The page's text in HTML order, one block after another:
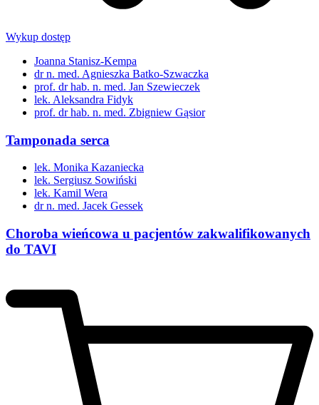
Wykup dostęp
Joanna Stanisz-Kempa
dr n. med. Agnieszka Batko-Szwaczka
prof. dr hab. n. med. Jan Szewieczek
lek. Aleksandra Fidyk
prof. dr hab. n. med. Zbigniew Gąsior
Tamponada serca
lek. Monika Kazaniecka
lek. Sergiusz Sowiński
lek. Kamil Wera
dr n. med. Jacek Gessek
Choroba wieńcowa u pacjentów zakwalifikowanych
do TAVI